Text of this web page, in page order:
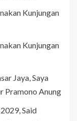
Kunjungan
Kunjungan
Jaya, Saya
Pramono Anung
Said